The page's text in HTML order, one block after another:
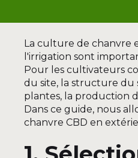
La culture de chanvre
l'irrigation sont
Pour les cultivateurs
du site, la structure du
plantes, la production
Dans ce guide, nous
chanvre CBD en